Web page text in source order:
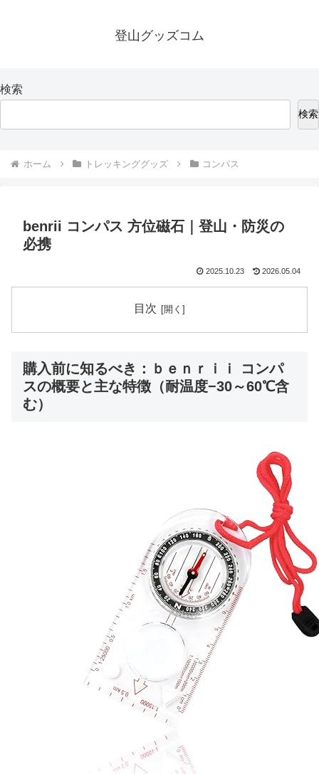
登山グッズコム
検索
検索
ホーム トレッキンググッズ コンパス
benrii コンパス 方位磁石｜登山・防災の
必携
2025.10.23 2026.05.04
目次
購入前に知るべき：ｂｅｎｒｉｉ コンパ
スの概要と主な特徴（耐温度−30～60℃含
む）